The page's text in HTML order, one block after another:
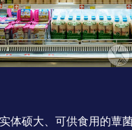
体硕大、可供食用的蕈